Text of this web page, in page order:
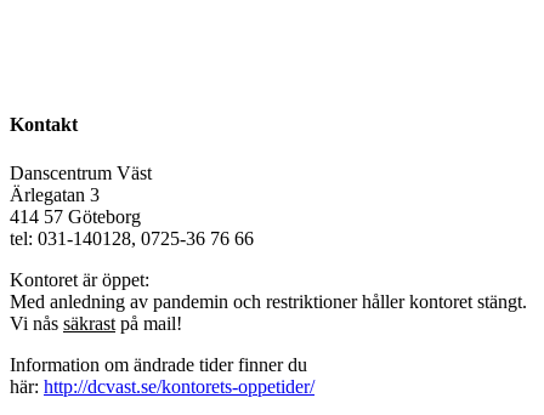
Kontakt
Danscentrum Väst
Ärlegatan 3
414 57 Göteborg
tel: 031-140128, 0725-36 76 66
Kontoret är öppet:
Med anledning av pandemin och restriktioner håller kontoret stängt.
Vi nås säkrast på mail!
Information om ändrade tider finner du
här: http://dcvast.se/kontorets-oppetider/